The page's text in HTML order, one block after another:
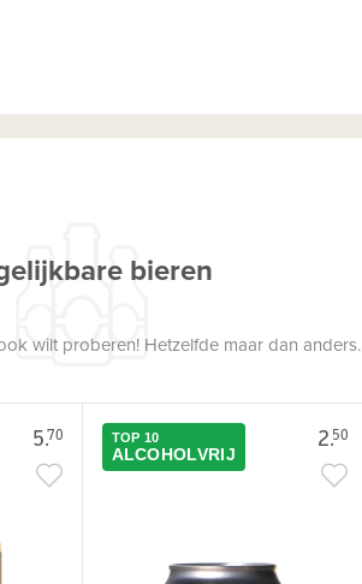
bieren
wilt proberen! Hetzelfde maar dan anders.
5.70 2.50
TOP 10
ALCOHOLVRIJ